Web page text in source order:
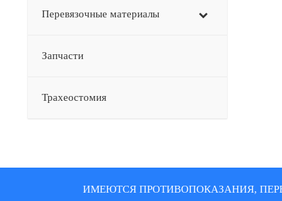
Перевязочные материалы
Запчасти
Трахеостомия
ИМЕЮТСЯ ПРОТИВОПОКАЗАНИЯ,